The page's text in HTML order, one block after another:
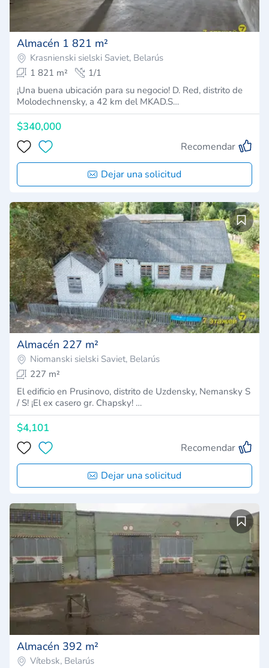
Almacén 1 821 m²
Krasnienski sielski Saviet, Belarús
1 821 m²
1/1
¡Una buena ubicación para su negocio! D. Red, distrito de
Molodechnensky, a 42 km del MKAD.S…
$340,000
Recomendar
Dejar una solicitud
Almacén 227 m²
Niomanski sielski Saviet, Belarús
227 m²
El edificio en Prusinovo, distrito de Uzdensky, Nemansky S
/ S! ¡El ex casero gr. Chapsky! …
$4,101
Recomendar
Dejar una solicitud
Almacén 392 m²
Vítebsk, Belarús